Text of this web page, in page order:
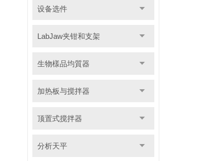
设备选件
LabJaw夹钳和支架
生物樣品均質器
加热板与搅拌器
顶置式搅拌器
分析天平